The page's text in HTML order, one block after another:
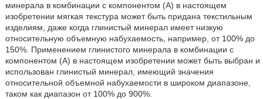
минерала в комбинации с компонентом (А) в настоящем
изобретении мягкая текстура может быть придана текстильным
изделиям, даже когда глинистый минерал имеет низкую
относительную объемную набухаемость, например, от 100% до
150%. Применением глинистого минерала в комбинации с
компонентом (А) в настоящем изобретении может быть выбран и
использован глинистый минерал, имеющий значения
относительной объемной набухаемости в широком диапазоне,
таком как диапазон от 100% до 900%.